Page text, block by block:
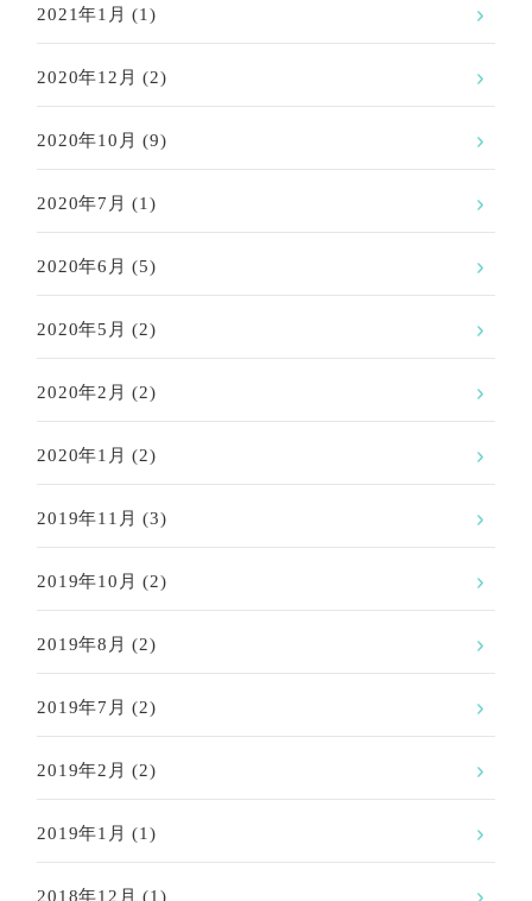
2021年1月 (1)
2020年12月 (2)
2020年10月 (9)
2020年7月 (1)
2020年6月 (5)
2020年5月 (2)
2020年2月 (2)
2020年1月 (2)
2019年11月 (3)
2019年10月 (2)
2019年8月 (2)
2019年7月 (2)
2019年2月 (2)
2019年1月 (1)
2018年12月 (1)